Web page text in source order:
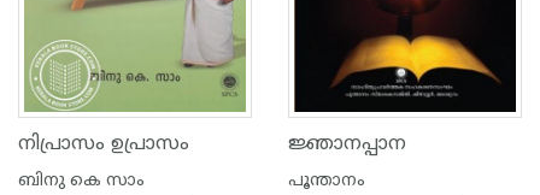
നിപ്രാസം ഉപ്രാസം
ബിനു കെ സാം
ജ്ഞാനപ്പാന
പൂന്താനം